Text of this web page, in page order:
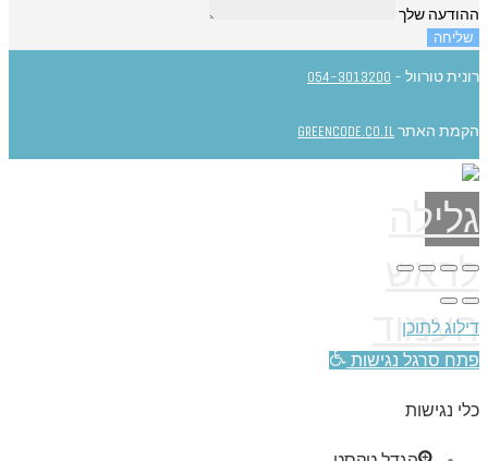
ההודעה שלך
שליחה
רונית טורוול - 054-3013200
הקמת האתרGREENCODE.CO.IL
גלילה
לראש
העמוד
דילוג לתוכן
פתח סרגל נגישות
כלי נגישות